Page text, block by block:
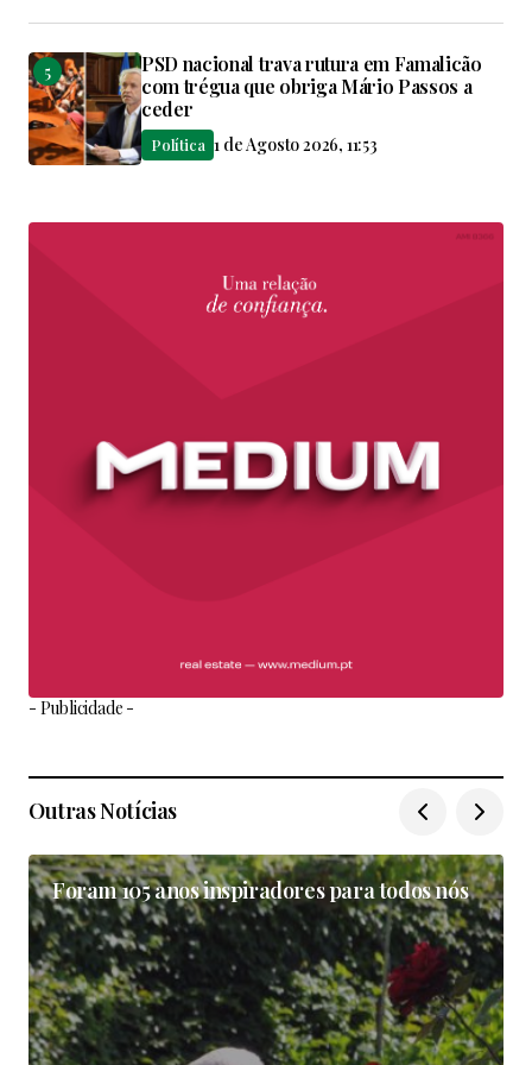
PSD nacional trava rutura em Famalicão
com trégua que obriga Mário Passos a
ceder
Política 1 de Agosto 2026, 11:53
- Publicidade -
Outras Notícias
Foram 105 anos inspiradores para todos nós